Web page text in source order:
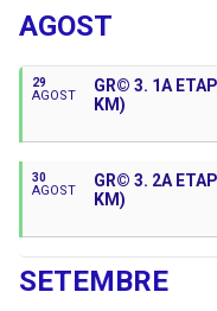
AGOST
29
AGOST
GR© 3. 1A
KM)
30
AGOST
GR© 3. 2A
KM)
SETEMBRE